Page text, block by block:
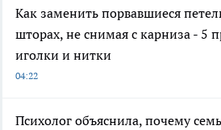
Как заменить порвавшиеся
шторах, не снимая с карниза - 5
иголки и нитки
04:22
Психолог объяснила, почему